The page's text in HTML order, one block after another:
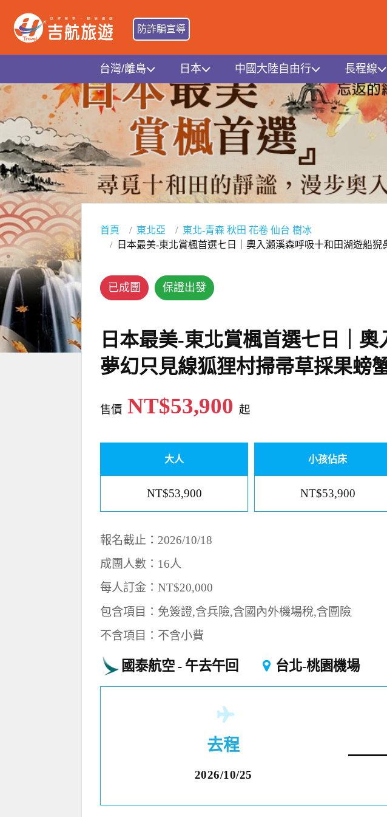
防詐騙宣導
台灣/離島 日本 中國大陸自由行 長程線
首頁 東北亞
東北-青森 秋田 花卷 仙台 樹冰
日本最美-東北賞楓首選七日｜奧入瀨溪森呼吸十和田湖遊船
已成團 保證出發
日本最美-東北賞楓首選七日｜
夢幻只見線狐狸村掃帚草採果螃
售價 NT$53,900起
大人
NT$53,900
小孩佔床
NT$53,900
報名截止：2026/10/18
成團人數：16人
每人訂金：NT$20,000
包含項目：免簽證,含兵險,含國內外機場稅,含團險
不含項目：不含小費
國泰航空 午去午回 台北-桃園機場
去程
2026/10/25